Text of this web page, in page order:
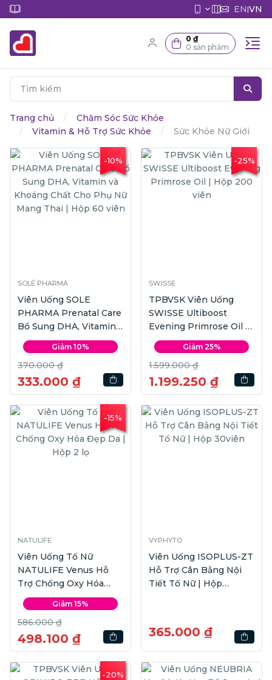
EN|VN
0 ₫
0 sản phẩm
Trang chủ
Chăm Sóc Sức Khỏe
Vitamin & Hỗ Trợ Sức Khỏe
Sức Khỏe Nữ Giới
-10%
SOLÉ PHARMA
Viên Uống SOLE
PHARMA Prenatal Care
Bổ Sung DHA, Vitamin
và Khoáng Chất Cho
Phụ Nữ Mang Thai |
Hộp 60 viên
Giảm 10%
370.000 ₫
333.000 ₫
-25%
SWISSE
TPBVSK Viên Uống
SWISSE Ultiboost
Evening Primrose Oil |
Hộp 200 viên
Giảm 25%
1.599.000 ₫
1.199.250 ₫
-15%
NATULIFE
Viên Uống Tố Nữ
NATULIFE Venus Hỗ
Trợ Chống Oxy Hóa
Đẹp Da | Hộp 2 lọ
Giảm 15%
586.000 ₫
498.100 ₫
VYPHYTO
Viên Uống ISOPLUS-ZT
Hỗ Trợ Cân Bằng Nội
Tiết Tố Nữ | Hộp
365.000 ₫
-20%